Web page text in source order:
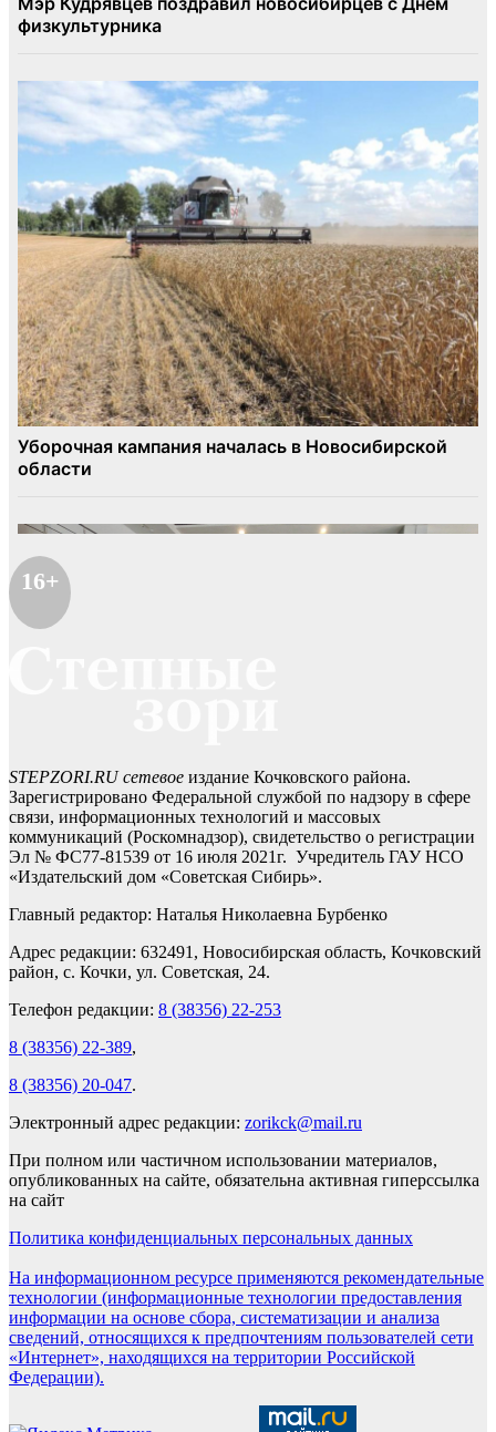
16+
STEPZORI.RU сетевое издание Кочковского района.
Зарегистрировано Федеральной службой по надзору в сфере
связи, информационных технологий и массовых
коммуникаций (Роскомнадзор), свидетельство о регистрации
Эл № ФС77-81539 от 16 июля 2021г. Учредитель ГАУ НСО
«Издательский дом «Советская Сибирь».
Главный редактор: Наталья Николаевна Бурбенко
Адрес редакции: 632491, Новосибирская область, Кочковский
район, с. Кочки, ул. Советская, 24.
Телефон редакции: 8 (38356) 22-253
8 (38356) 22-389,
8 (38356) 20-047.
Электронный адрес редакции: zorikck@mail.ru
При полном или частичном использовании материалов,
опубликованных на сайте, обязательна активная гиперссылка
на сайт
Политика конфиденциальных персональных данных
На информационном ресурсе применяются рекомендательные
технологии (информационные технологии предоставления
информации на основе сбора, систематизации и анализа
сведений, относящихся к предпочтениям пользователей сети
«Интернет», находящихся на территории Российской
Федерации).